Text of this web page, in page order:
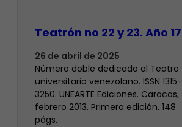
Teatrón no 22 y 23. Año 17
26 de abril de 2025
Número doble dedicado al Teatro
universitario venezolano. ISSN 1315-
3250. UNEARTE Ediciones. Caracas,
febrero 2013. Primera edición. 148
págs.